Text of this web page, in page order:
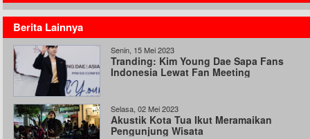
Berita Lainnya
Senin, 15 Mei 2023
Tranding: Kim Young Dae Sapa Fans
Indonesia Lewat Fan Meeting
Selasa, 02 Mei 2023
Akustik Kota Tua Ikut Meramaikan
Pengunjung Wisata